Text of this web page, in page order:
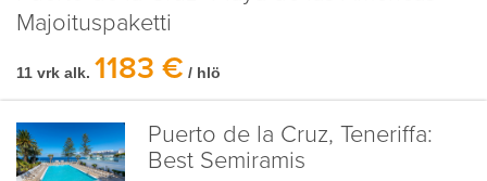
Majoituspaketti
11 vrk alk. 1183 € / hlö
Puerto de la Cruz, Teneriffa:
Best Semiramis